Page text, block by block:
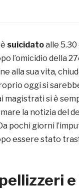
suicidatoalle
l’omicidio della
alla sua vita,
oggi si
magistrati si è
la notizia del
pochi giorni
essere stato
e